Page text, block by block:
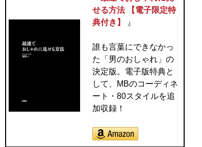
せる方法 【電子限定特
典付き】
』
誰も言葉にできなかっ
た「男のおしゃれ」の
決定版。電子版特典と
して、MBのコーディネ
ート・80スタイルを追
加収録！